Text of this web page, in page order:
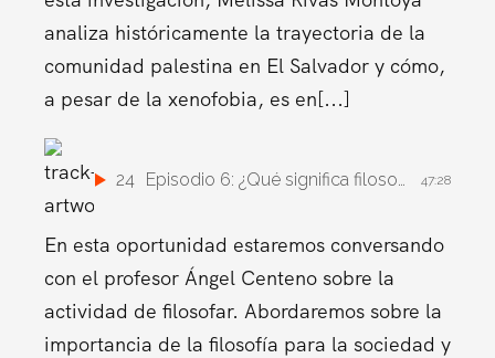
analiza históricamente la trayectoria de la
comunidad palestina en El Salvador y cómo,
a pesar de la xenofobia, es en[...]
24 Episodio 6: ¿Qué significa filosofar? 47:28
En esta oportunidad estaremos conversando
con el profesor Ángel Centeno sobre la
actividad de filosofar. Abordaremos sobre la
importancia de la filosofía para la sociedad y